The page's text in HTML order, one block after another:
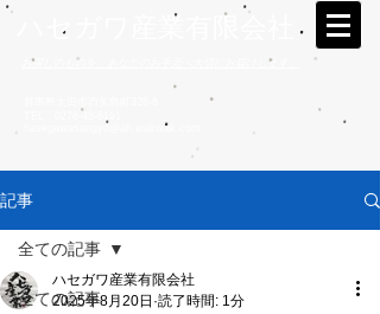
ハセガワ産業有限会社
お探しのものを、あなたのお手元へ大切にお届けします。
hasegawasangyo@ah.wakwak.com
記事
全ての記事
全ての記事
ハセガワ産業有限会社
2025年8月20日 読了時間: 1分